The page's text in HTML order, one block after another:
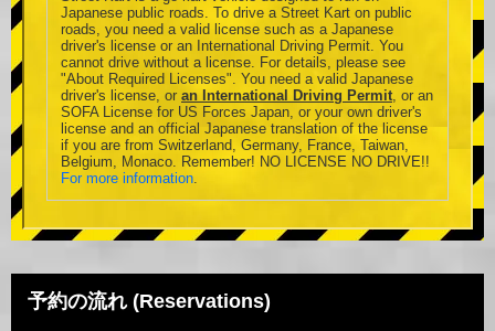
Japanese public roads. To drive a Street Kart on public
roads, you need a valid license such as a Japanese
driver's license or an International Driving Permit. You
cannot drive without a license. For details, please see
"About Required Licenses". You need a valid Japanese
driver's license, or an International Driving Permit , or an
SOFA License for US Forces Japan, or your own driver's
license and an official Japanese translation of the license
if you are from Switzerland, Germany, France, Taiwan,
Belgium, Monaco. Remember! NO LICENSE NO DRIVE!!
For more information
予約の流れ (Reservations)